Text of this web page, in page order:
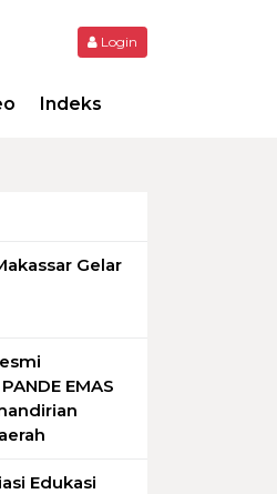
Login
Indeks
Gelar
EMAS
Edukasi